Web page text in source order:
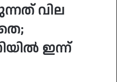
വില
ഇന്ന്